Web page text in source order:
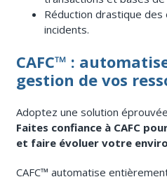
Réduction drastique
incidents.
CAFC™ :
gestion de vos
Adoptez une solution
Faites confiance à CAFC
et faire évoluer votre
CAFC™ automatise